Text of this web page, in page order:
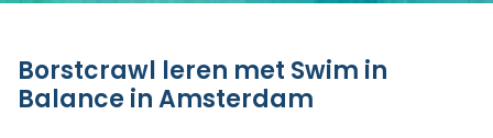
Borstcrawl leren met Swim in
Balance in Amsterdam